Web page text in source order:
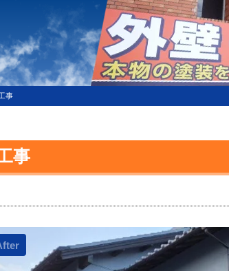
事
事